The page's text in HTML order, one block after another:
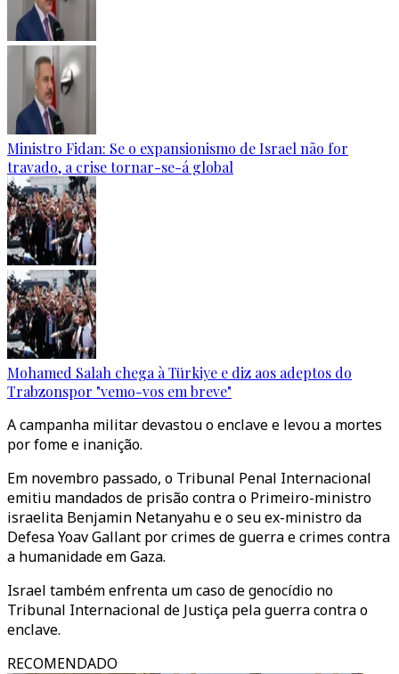
Ministro Fidan: Se o expansionismo de Israel não for
travado, a crise tornar-se-á global
Mohamed Salah chega à Türkiye e diz aos adeptos do
Trabzonspor "vemo-vos em breve"
A campanha militar devastou o enclave e levou a mortes
por fome e inanição.
Em novembro passado, o Tribunal Penal Internacional
emitiu mandados de prisão contra o Primeiro-ministro
israelita Benjamin Netanyahu e o seu ex-ministro da
Defesa Yoav Gallant por crimes de guerra e crimes contra
a humanidade em Gaza.
Israel também enfrenta um caso de genocídio no
Tribunal Internacional de Justiça pela guerra contra o
enclave.
RECOMENDADO